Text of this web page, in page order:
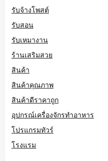
รับจ้างโพสต์
รับสอน
รับเหมางาน
ร้านเสริมสวย
สินค้า
สินค้าคุณภาพ
สินค้าดีราคาถูก
อุปกรณ์เครื่องจักรทำอาหาร
โปรแกรมทัวร์
โรงแรม